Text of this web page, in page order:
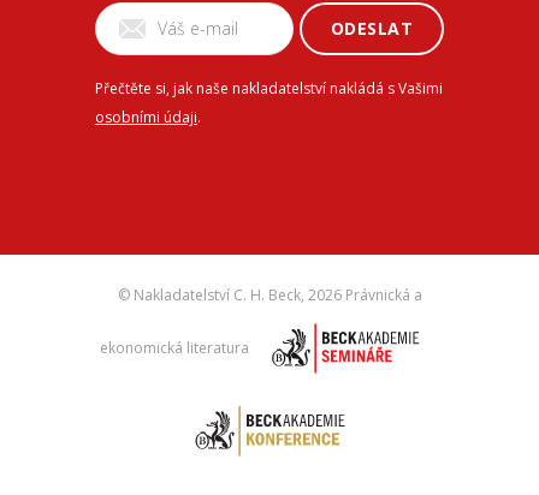
ODESLAT
Přečtěte si, jak naše nakladatelství nakládá s Vašimi
osobními údaji.
© Nakladatelství C. H. Beck, 2026 Právnická a
ekonomická literatura